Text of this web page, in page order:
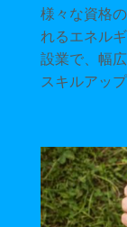
様々な資格
れるエネル
設業で、幅
スキルアッ